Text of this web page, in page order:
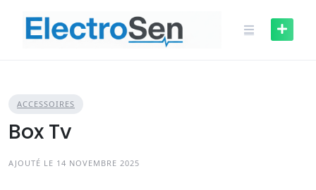
content
ACCESSOIRES
Box Tv
AJOUTÉ LE 14 NOVEMBRE 2025